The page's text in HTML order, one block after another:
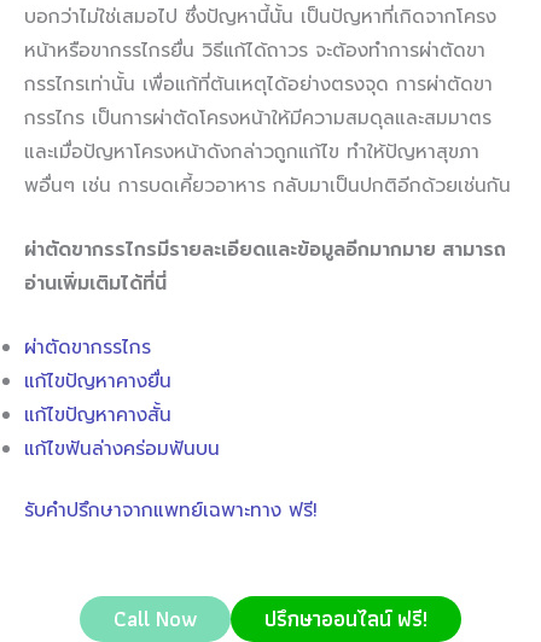
บอกว่าไม่ใช่เสมอไป ซึ่งปัญหานี้นั้น เป็นปัญหาที่เกิดจากโครง
หน้าหรือขากรรไกรยื่น วิธีแก้ได้ถาวร จะต้องทำการผ่าตัดขา
กรรไกรเท่านั้น เพื่อแก้ที่ต้นเหตุได้อย่างตรงจุด การผ่าตัดขา
กรรไกร เป็นการผ่าตัดโครงหน้าให้มีความสมดุลและสมมาตร
และเมื่อปัญหาโครงหน้าดังกล่าวถูกแก้ไข ทำให้ปัญหาสุขภา
พอื่นๆ เช่น การบดเคี้ยวอาหาร กลับมาเป็นปกติอีกด้วยเช่นกัน
ผ่าตัดขากรรไกรมีรายละเอียดและข้อมูลอีกมากมาย สามารถ
อ่านเพิ่มเติมได้ที่นี่
ผ่าตัดขากรรไกร
แก้ไขปัญหาคางยื่น
แก้ไขปัญหาคางสั้น
แก้ไขฟันล่างคร่อมฟันบน
รับคำปรึกษาจากแพทย์เฉพาะทาง ฟรี!
Call Now ปรึกษาออนไลน์ ฟรี!